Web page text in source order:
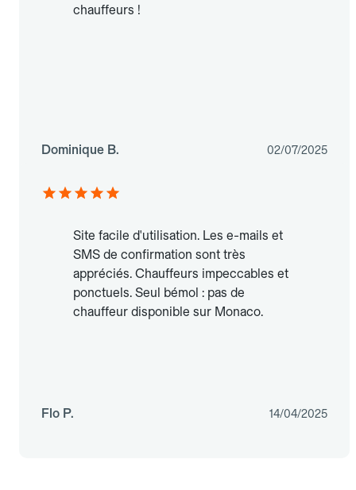
chauffeurs !
Dominique B. 02/07/2025
Site facile d'utilisation. Les e-mails et
SMS de confirmation sont très
appréciés. Chauffeurs impeccables et
ponctuels. Seul bémol : pas de
chauffeur disponible sur Monaco.
Flo P. 14/04/2025